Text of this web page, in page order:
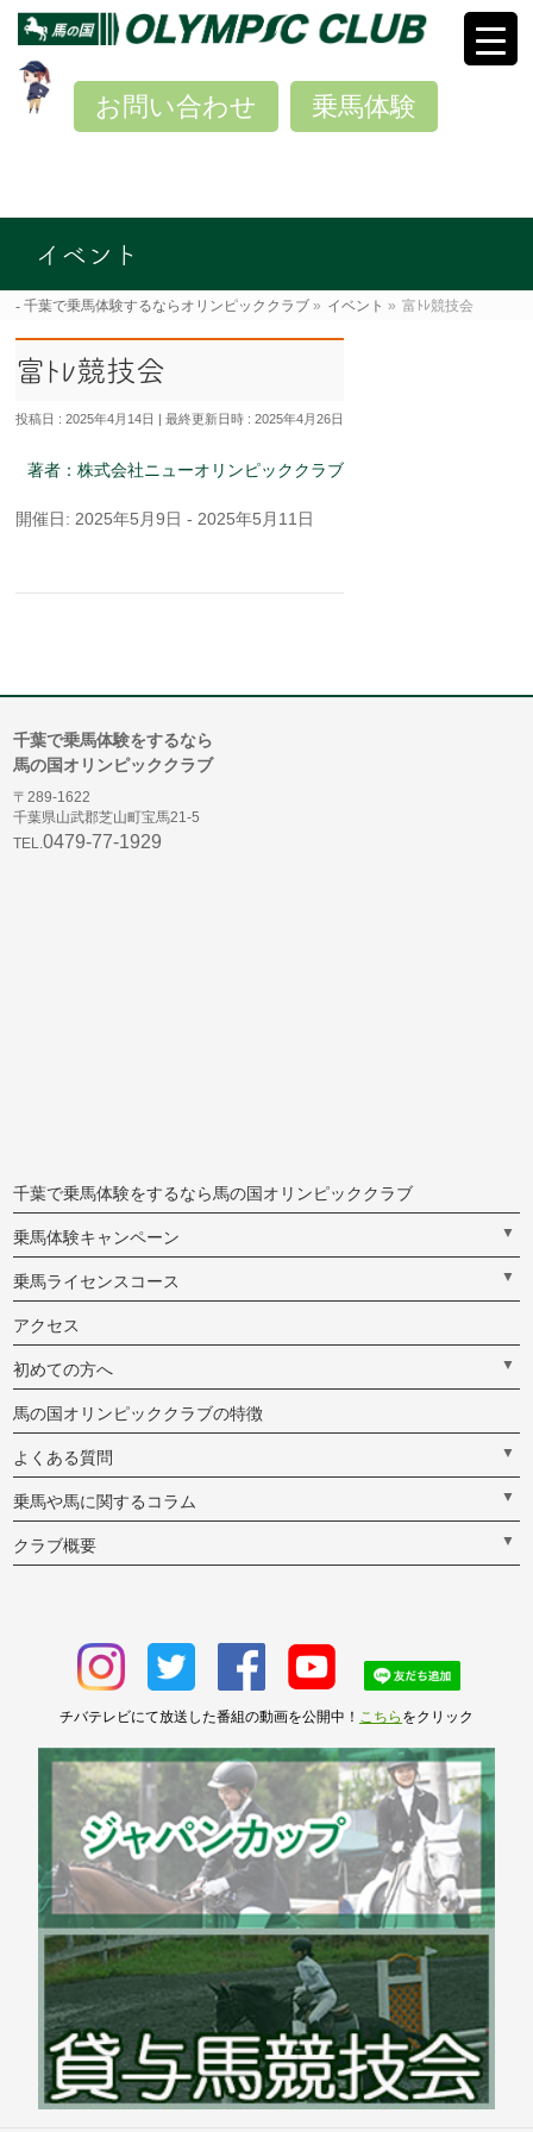
乗馬体験
お問い合わせ
イベント
千葉で乗馬体験するならオリンピッククラブ » イベント » 富ﾄﾚ競技会
富ﾄﾚ競技会
投稿日 : 2025年4月14日 最終更新日時 : 2025年4月26日
著者：株式会社ニューオリンピッククラブ
開催日: 2025年5月9日 - 2025年5月11日
千葉で乗馬体験をするなら
馬の国オリンピッククラブ
〒289-1622
千葉県山武郡芝山町宝馬21-5
TEL.0479-77-1929
千葉で乗馬体験をするなら馬の国オリンピッククラブ
乗馬体験キャンペーン ▼
乗馬ライセンスコース ▼
アクセス
初めての方へ ▼
馬の国オリンピッククラブの特徴
よくある質問 ▼
乗馬や馬に関するコラム ▼
クラブ概要 ▼
チバテレビにて放送した番組の動画を公開中！ こちら をクリック